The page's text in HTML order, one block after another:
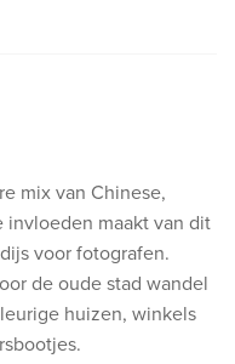
mix van Chinese,
invloeden maakt van dit
voor fotografen.
de oude stad wandel
huizen, winkels